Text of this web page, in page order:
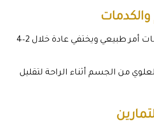
والكدمات
التورم والكدمات أمر طبيعي ويختفي عادة خلال 2–4
من الجسم أثناء الراحة لتقليل